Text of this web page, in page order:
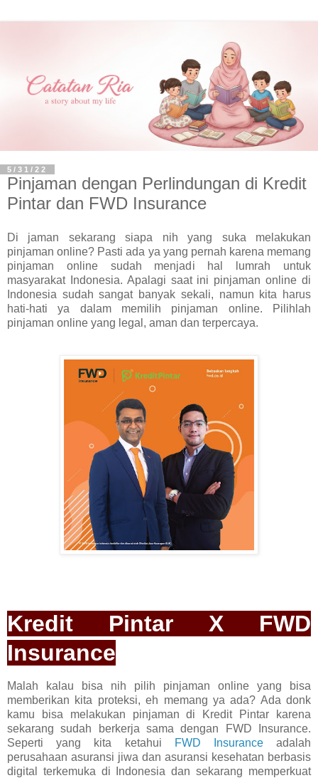
5/31/22
Pinjaman dengan Perlindungan di Kredit
Pintar dan FWD Insurance
Di jaman sekarang siapa nih yang suka melakukan
pinjaman online? Pasti ada ya yang pernah karena memang
pinjaman online sudah menjadi hal lumrah untuk
masyarakat Indonesia. Apalagi saat ini pinjaman online di
Indonesia sudah sangat banyak sekali, namun kita harus
hati-hati ya dalam memilih pinjaman online. Pilihlah
pinjaman online yang legal, aman dan terpercaya.
Kredit Pintar X FWD
Insurance
Malah kalau bisa nih pilih pinjaman online yang bisa
memberikan kita proteksi, eh memang ya ada? Ada donk
kamu bisa melakukan pinjaman di Kredit Pintar karena
sekarang sudah berkerja sama dengan FWD Insurance.
Seperti yang kita ketahui
FWD Insuranceadalah
perusahaan asuransi jiwa dan asuransi kesehatan berbasis
digital terkemuka di Indonesia dan sekarang memperkuat